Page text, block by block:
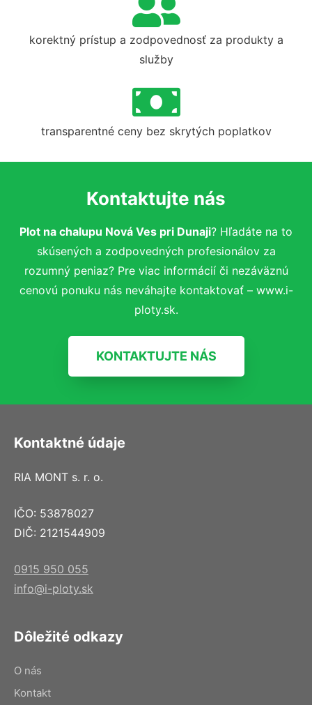
korektný prístup a zodpovednosť za produkty a
služby
transparentné ceny bez skrytých poplatkov
Kontaktujte nás
Plot na chalupu Nová Ves pri Dunaji? Hľadáte na to
skúsených a zodpovedných profesionálov za
rozumný peniaz? Pre viac informácií či nezáväznú
cenovú ponuku nás neváhajte kontaktovať – www.i-
ploty.sk.
KONTAKTUJTE NÁS
Kontaktné údaje
RIA MONT s. r. o.
IČO: 53878027
DIČ: 2121544909
0915 950 055
info@i-ploty.sk
Dôležité odkazy
O nás
Kontakt